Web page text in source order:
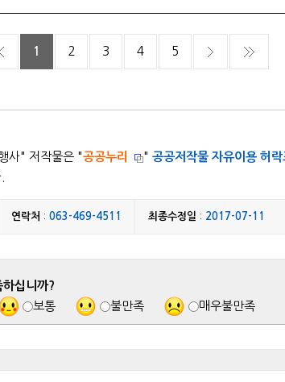
1 2 3 4 5
사" 저작물은 "공공누리 " 공공저작물 자유이용 허
연락처 : 063-469-4511 최종수정일 : 2017-07-11
십니까?
보통 불만족 매우불만족